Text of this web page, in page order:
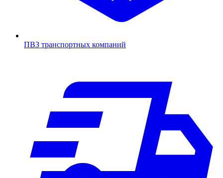
ПВЗ транспортных компаний